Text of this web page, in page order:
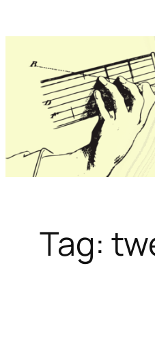
naar
inhoud
Tag: